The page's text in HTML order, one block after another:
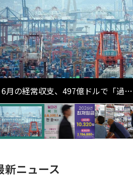
6月の経常収支、497億ドルで「過去
最大」…輸出が初の1000億ドル突破
新ニュース